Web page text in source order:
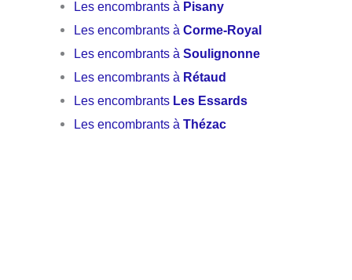
Les encombrants à Pisany
Les encombrants àCorme-Royal
Les encombrants àSoulignonne
Les encombrants à Rétaud
Les encombrants Les Essards
Les encombrants àThézac